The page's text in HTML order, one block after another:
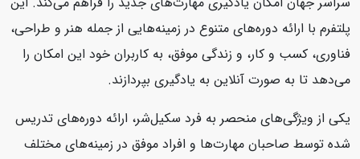
پلتفرم با ارائه دوره‌های متنوع در زمینه‌هایی از جمله هنر و طراحی،
فناوری، کسب و کار، و زندگی موفق، به کاربران خود این امکان را
می‌دهد تا به صورت آنلاین به یادگیری بپردازند.
یکی از ویژگی‌های منحصر به فرد سکیل‌شر، ارائه دوره‌های تدریس
شده توسط صاحبان مهارت‌ها و افراد موفق در زمینه‌های مختلف